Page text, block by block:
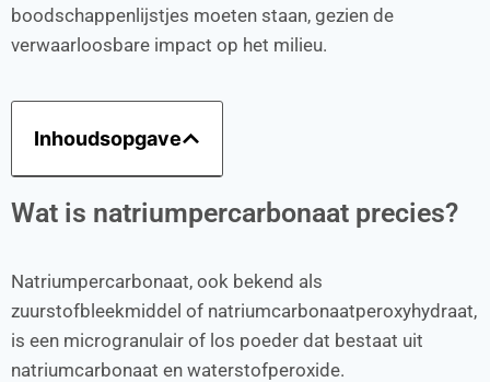
boodschappenlijstjes moeten staan, gezien de
verwaarloosbare impact op het milieu.
Inhoudsopgave
Wat is natriumpercarbonaat precies?
Natriumpercarbonaat, ook bekend als
zuurstofbleekmiddel of natriumcarbonaatperoxyhydraat,
is een microgranulair of los poeder dat bestaat uit
natriumcarbonaat en waterstofperoxide.